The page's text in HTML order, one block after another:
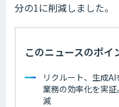
分の1に削減しました。
このニュースのポイ
リクルート、生成
業務の効率化を実
減